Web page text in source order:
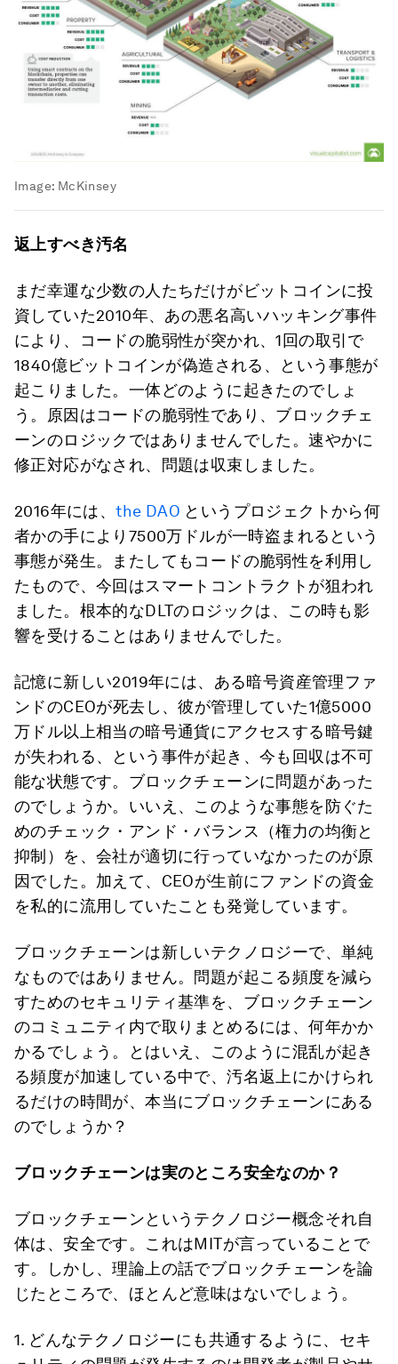
Image: McKinsey
返上すべき汚名
まだ幸運な少数の人たちだけがビットコインに投
資していた2010年、あの悪名高いハッキング事件
により、コードの脆弱性が突かれ、1回の取引で
1840億ビットコインが偽造される、という事態が
起こりました。一体どのように起きたのでしょ
う。原因はコードの脆弱性であり、ブロックチェ
ーンのロジックではありませんでした。速やかに
修正対応がなされ、問題は収束しました。
2016年には、the DAO というプロジェクトから何
者かの手により7500万ドルが一時盗まれるという
事態が発生。またしてもコードの脆弱性を利用し
たもので、今回はスマートコントラクトが狙われ
ました。根本的なDLTのロジックは、この時も影
響を受けることはありませんでした。
記憶に新しい2019年には、ある暗号資産管理ファ
ンドのCEOが死去し、彼が管理していた1億5000
万ドル以上相当の暗号通貨にアクセスする暗号鍵
が失われる、という事件が起き、今も回収は不可
能な状態です。ブロックチェーンに問題があった
のでしょうか。いいえ、このような事態を防ぐた
めのチェック・アンド・バランス（権力の均衡と
抑制）を、会社が適切に行っていなかったのが原
因でした。加えて、CEOが生前にファンドの資金
を私的に流用していたことも発覚しています。
ブロックチェーンは新しいテクノロジーで、単純
なものではありません。問題が起こる頻度を減ら
すためのセキュリティ基準を、ブロックチェーン
のコミュニティ内で取りまとめるには、何年かか
かるでしょう。とはいえ、このように混乱が起き
る頻度が加速している中で、汚名返上にかけられ
るだけの時間が、本当にブロックチェーンにある
のでしょうか？
ブロックチェーンは実のところ安全なのか？
ブロックチェーンというテクノロジー概念それ自
体は、安全です。これはMITが言っていることで
す。しかし、理論上の話でブロックチェーンを論
じたところで、ほとんど意味はないでしょう。
1. どんなテクノロジーにも共通するように、セキ